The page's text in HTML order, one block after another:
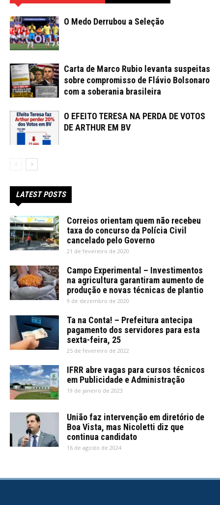
O Medo Derrubou a Seleção
Carta de Marco Rubio levanta suspeitas
sobre compromisso de Flávio Bolsonaro
com a soberania brasileira
O EFEITO TERESA NA PERDA DE VOTOS
DE ARTHUR EM BV
LATEST POSTS
Correios orientam quem não recebeu
taxa do concurso da Polícia Civil
cancelado pelo Governo
21 de fevereiro de 2020
Campo Experimental – Investimentos
na agricultura garantiram aumento de
produção e novas técnicas de plantio
9 de dezembro de 2020
Ta na Conta! – Prefeitura antecipa
pagamento dos servidores para esta
sexta-feira, 25
25 de fevereiro de 2022
IFRR abre vagas para cursos técnicos
em Publicidade e Administração
19 de janeiro de 2023
União faz intervenção em diretório de
Boa Vista, mas Nicoletti diz que
continua candidato
16 de agosto de 2024